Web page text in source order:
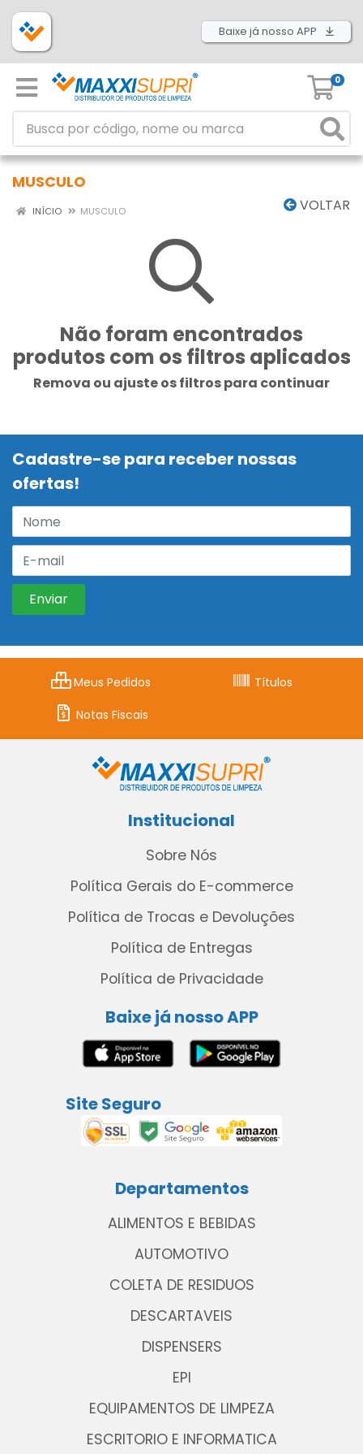
Baixe já nosso APP
0
MUSCULO
VOLTAR
INÍCIO MUSCULO
Não foram encontrados
produtos com os filtros aplicados
Remova ou ajuste os filtros para continuar
Cadastre-se para receber nossas
ofertas!
Meus Pedidos
Títulos
Notas Fiscais
Institucional
Sobre Nós
Política Gerais do E-commerce
Política de Trocas e Devoluções
Política de Entregas
Política de Privacidade
Baixe já nosso APP
Site Seguro
Departamentos
ALIMENTOS E BEBIDAS
AUTOMOTIVO
COLETA DE RESIDUOS
DESCARTAVEIS
DISPENSERS
EPI
EQUIPAMENTOS DE LIMPEZA
ESCRITORIO E INFORMATICA